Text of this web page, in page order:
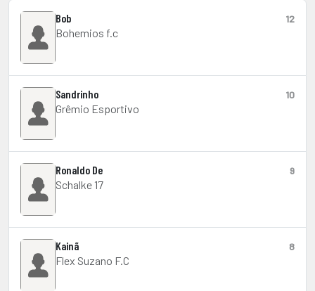
Bob
Bohemios f.c
12
Sandrinho
Grêmio Esportivo
10
Ronaldo De
Schalke 17
9
Kainã
Flex Suzano F.C
8